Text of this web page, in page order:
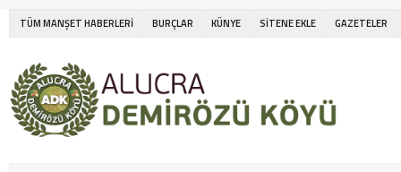
TÜM MANŞET HABERLERİ BURÇLAR KÜNYE SİTENE EKLE GAZETELER